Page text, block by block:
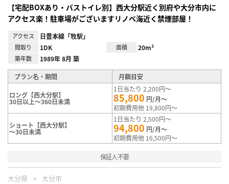
【宅配BOXあり・バストイレ別】西大分駅近く別府や大分市内に
アクセス楽！駐車場がございますリノベ海近く禁煙部屋！
アクセス 日豊本線「牧駅」
間取り 1DK 面積 20m²
築年数 1989年 8月 築
プラン名・期間 月額目安
ロング【西大分駅】
30日以上～360日未満
1日当たり 2,200円～
85,800 円/月～
初期費用他 19,800円～
ショート【西大分駅】
～30日未満
1日当たり 2,500円～
94,800 円/月～
初期費用他 16,500円～
保証人不要
大分県 大分市